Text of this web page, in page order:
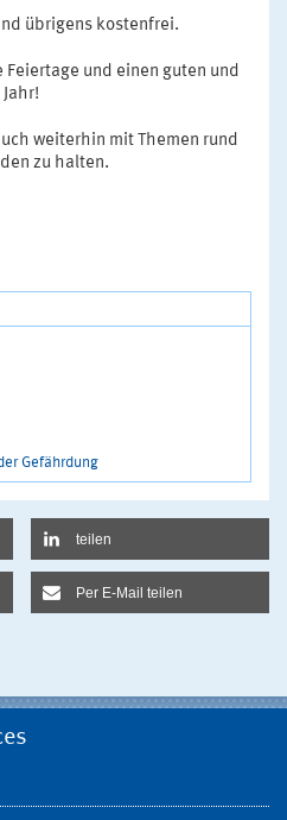
übrigens kostenfrei.
Feiertage und einen guten und
weiterhin mit Themen rund
zu halten.
Gefährdung
teilen
Per E-Mail teilen